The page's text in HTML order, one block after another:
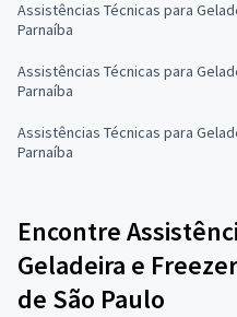
Assistências Técnicas para
Parnaíba
Assistências Técnicas para
Parnaíba
Assistências Técnicas para
Parnaíba
Encontre
Geladeira e
de São Paulo